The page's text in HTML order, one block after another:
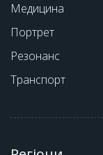
Медицина
Портрет
Резонанс
Транспорт